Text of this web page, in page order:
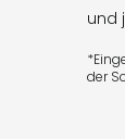
und
der